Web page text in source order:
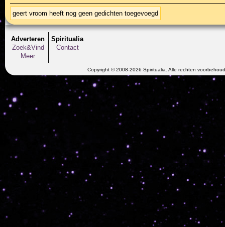
geert vroom heeft nog geen gedichten toegevoegd
Adverteren
Zoek&Vind
Meer
Spiritualia
Contact
Copyright © 2008-2026 Spiritualia. Alle rechten